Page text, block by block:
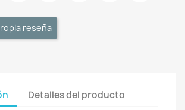
reseña
Detalles del producto